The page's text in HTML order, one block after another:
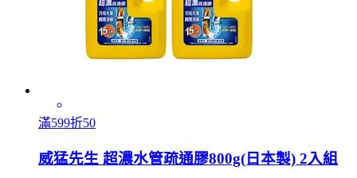
滿599折50
威猛先生 超濃水管疏通膠800g(日本製) 2入組